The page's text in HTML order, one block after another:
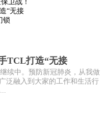
TCL打造“无接
续中。预防新冠肺炎，从我做
泛融入到大家的工作和生活行